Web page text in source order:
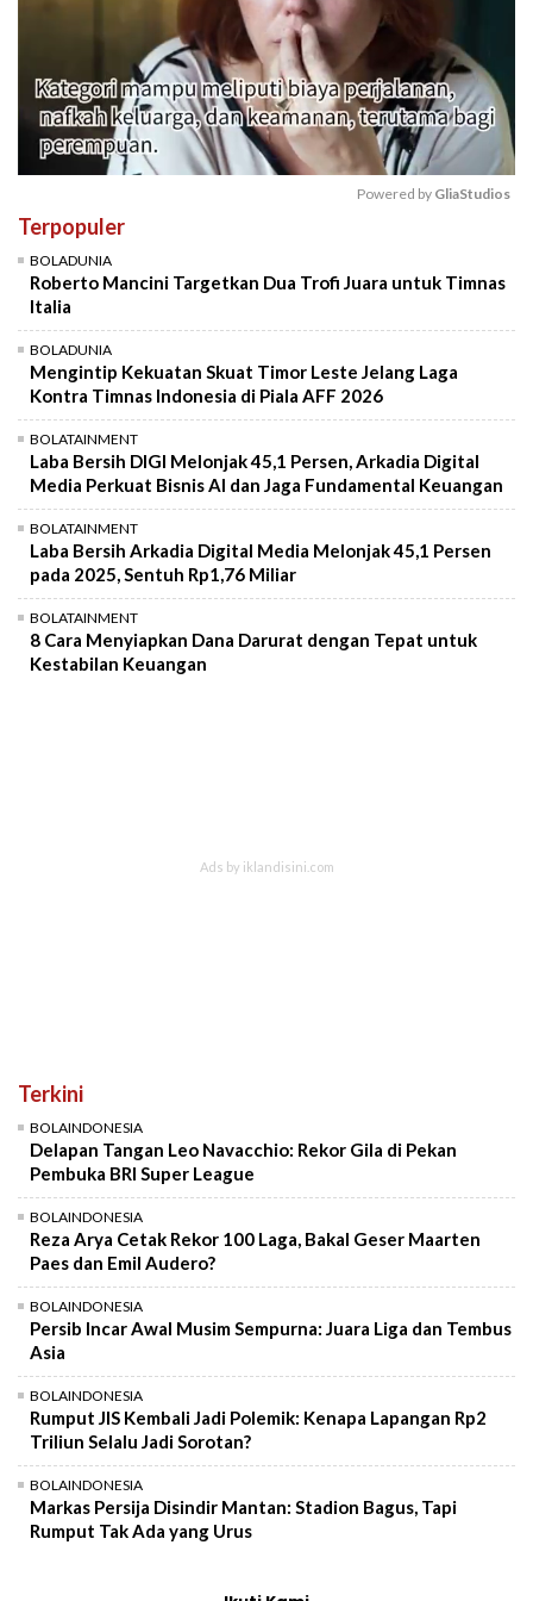
Powered by GliaStudios
Terpopuler
BOLADUNIA
Roberto Mancini Targetkan Dua Trofi Juara untuk Timnas
Italia
BOLADUNIA
Mengintip Kekuatan Skuat Timor Leste Jelang Laga
Kontra Timnas Indonesia di Piala AFF 2026
BOLATAINMENT
Laba Bersih DIGI Melonjak 45,1 Persen, Arkadia Digital
Media Perkuat Bisnis AI dan Jaga Fundamental Keuangan
BOLATAINMENT
Laba Bersih Arkadia Digital Media Melonjak 45,1 Persen
pada 2025, Sentuh Rp1,76 Miliar
BOLATAINMENT
8 Cara Menyiapkan Dana Darurat dengan Tepat untuk
Kestabilan Keuangan
Terkini
BOLAINDONESIA
Delapan Tangan Leo Navacchio: Rekor Gila di Pekan
Pembuka BRI Super League
BOLAINDONESIA
Reza Arya Cetak Rekor 100 Laga, Bakal Geser Maarten
Paes dan Emil Audero?
BOLAINDONESIA
Persib Incar Awal Musim Sempurna: Juara Liga dan Tembus
Asia
BOLAINDONESIA
Rumput JIS Kembali Jadi Polemik: Kenapa Lapangan Rp2
Triliun Selalu Jadi Sorotan?
BOLAINDONESIA
Markas Persija Disindir Mantan: Stadion Bagus, Tapi
Rumput Tak Ada yang Urus